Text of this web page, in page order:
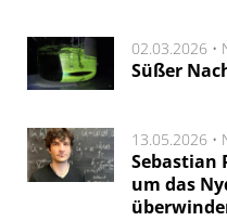
02.03.2026 •
Süßer
13.05.2026 •
Sebastian
um das